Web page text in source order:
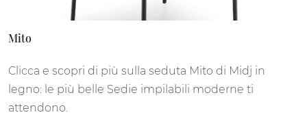
Mito
Clicca e scopri di più sulla seduta Mito di Midj in
legno: le più belle Sedie impilabili moderne ti
attendono.